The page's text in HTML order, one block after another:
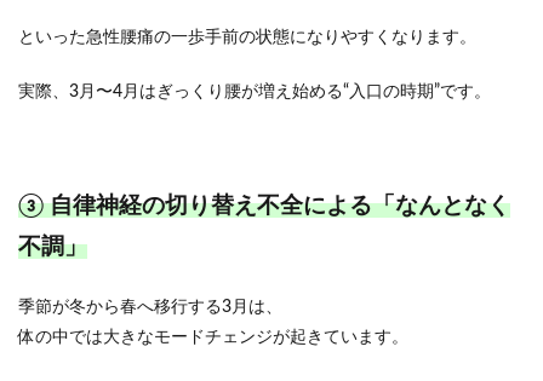
といった急性腰痛の一歩手前の状態になりやすくなります。
実際、3月〜4月はぎっくり腰が増え始める“入口の時期”です。
③ 自律神経の切り替え不全による「なんとなく
不調」
季節が冬から春へ移行する3月は、
体の中では大きなモードチェンジが起きています。